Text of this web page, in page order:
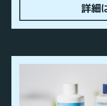
詳細